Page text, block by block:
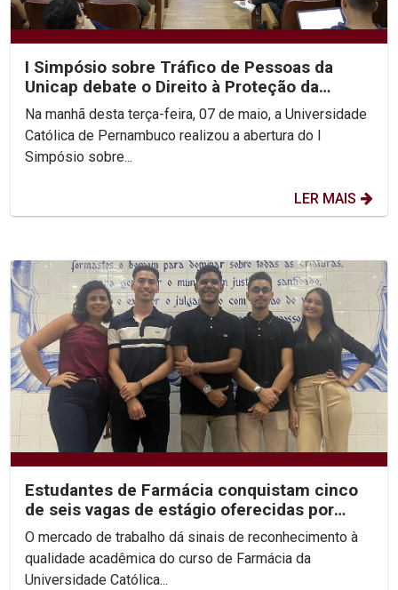
I Simpósio sobre Tráfico de Pessoas da
Unicap debate o Direito à Proteção da
Dignidade
Na manhã desta terça-feira, 07 de maio, a Universidade
Católica de Pernambuco realizou a abertura do I
Simpósio sobre...
LER MAIS
Estudantes de Farmácia conquistam cinco
de seis vagas de estágio oferecidas por
laboratório
O mercado de trabalho dá sinais de reconhecimento à
qualidade acadêmica do curso de Farmácia da
Universidade Católica...